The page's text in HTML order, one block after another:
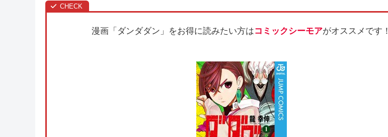
漫画「ダンダダン」をお得に読みたい方はコミックシーモアがオススメです！